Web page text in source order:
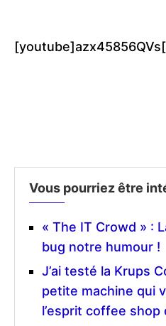
Vous pourriez être
« The IT Crowd » :
bug notre humour !
J’ai testé la Krups
petite machine qui
l’esprit coffee shop